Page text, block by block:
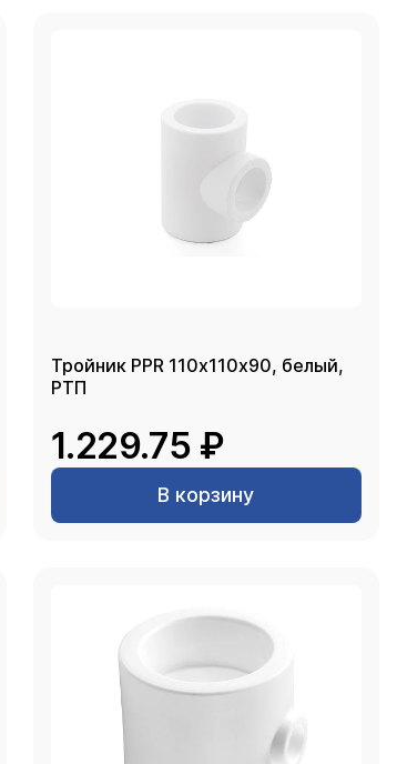
Тройник PPR 110х110х90, белый,
РТП
1.229.75 ₽
В корзину